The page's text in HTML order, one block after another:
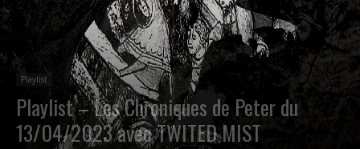
Playlist
Playlist – Les Chroniques de Peter du
13/04/2023 avec TWITED MIST